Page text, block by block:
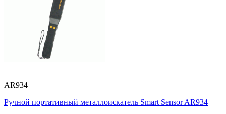
AR934
Ручной портативный металлоискатель Smart Sensor AR934